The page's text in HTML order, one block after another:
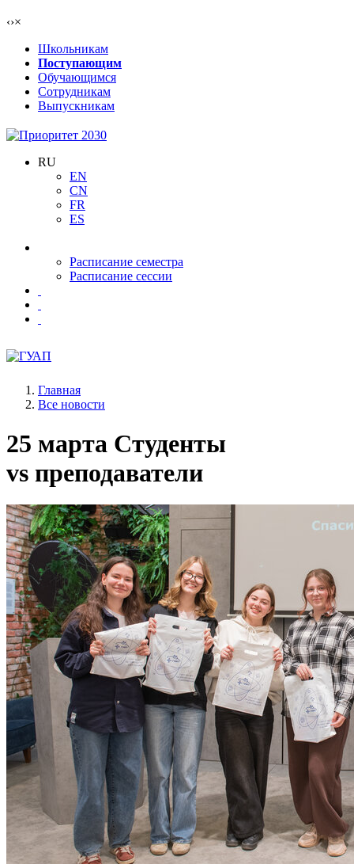
‹›×
Школьникам
Поступающим
Обучающимся
Сотрудникам
Выпускникам
RU
EN
CN
FR
ES
Расписание семестра
Расписание сессии
Главная
Все новости
25 марта Студенты
vs преподаватели